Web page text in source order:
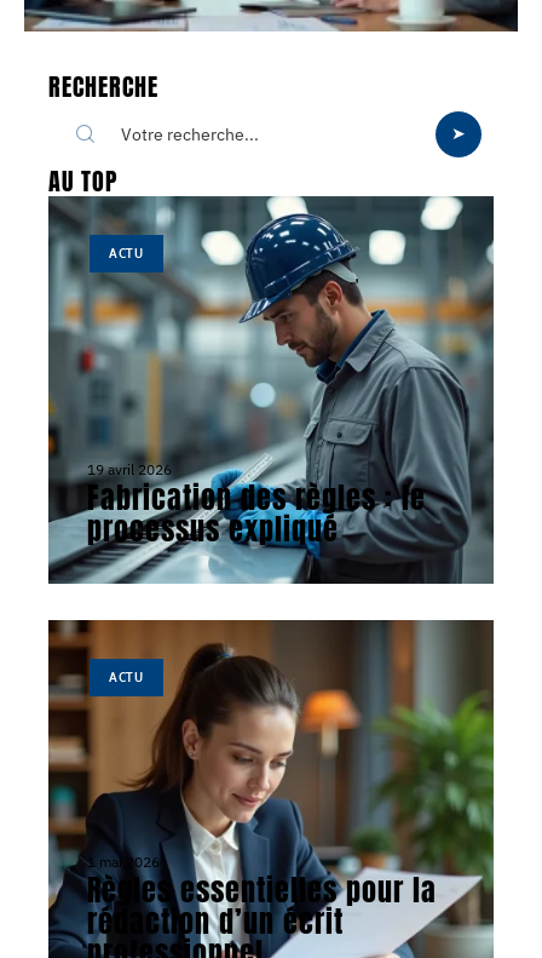
RECHERCHE
AU TOP
ACTU
19 avril 2026
Fabrication des règles : le
processus expliqué
ACTU
1 mai 2026
Règles essentielles pour la
rédaction d’un écrit